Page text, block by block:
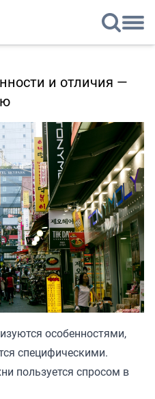
и отличия —
особенностями,
специфическими.
пользуется спросом в